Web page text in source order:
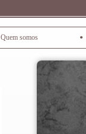
Quem somos •